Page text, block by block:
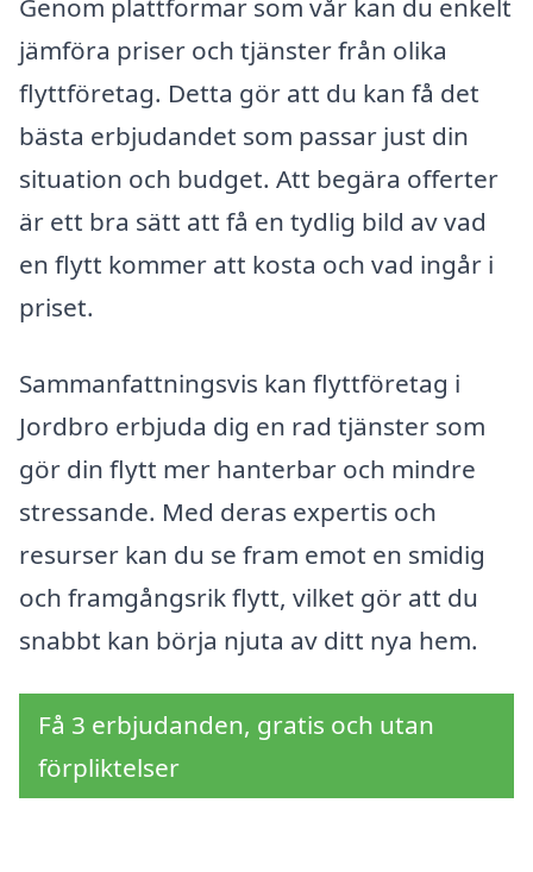
Genom plattformar som vår kan du enkelt
jämföra priser och tjänster från olika
flyttföretag. Detta gör att du kan få det
bästa erbjudandet som passar just din
situation och budget. Att begära offerter
är ett bra sätt att få en tydlig bild av vad
en flytt kommer att kosta och vad ingår i
priset.
Sammanfattningsvis kan flyttföretag i
Jordbro erbjuda dig en rad tjänster som
gör din flytt mer hanterbar och mindre
stressande. Med deras expertis och
resurser kan du se fram emot en smidig
och framgångsrik flytt, vilket gör att du
snabbt kan börja njuta av ditt nya hem.
Få 3 erbjudanden, gratis och utan
förpliktelser